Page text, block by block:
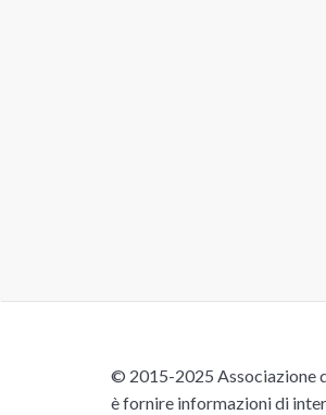
© 2015-2025 Associazione
è fornire informazioni di